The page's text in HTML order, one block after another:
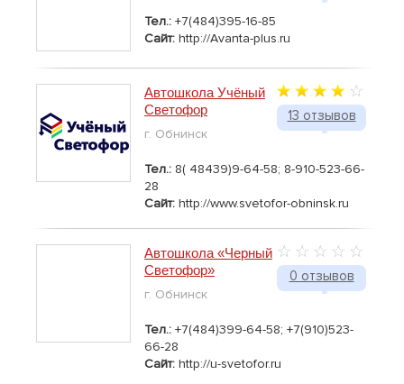
Тел.: +7(484)395-16-85
Сайт: http://Avanta-plus.ru
13 отзывов
Автошкола Учёный
Светофор
г. Обнинск
Тел.: 8( 48439)9-64-58; 8-910-523-66-
28
Сайт: http://www.svetofor-obninsk.ru
0 отзывов
Автошкола «Черный
Светофор»
г. Обнинск
Тел.: +7(484)399-64-58; +7(910)523-
66-28
Сайт: http://u-svetofor.ru